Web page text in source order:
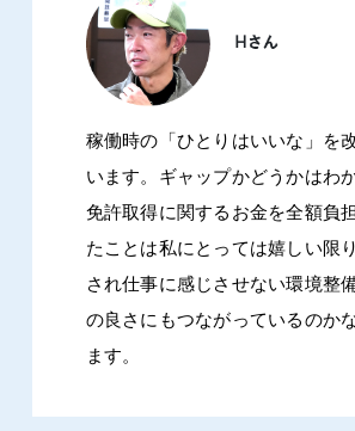
稼働時の「ひとりはいいな」を
います。ギャップかどうかはわ
免許取得に関するお金を全額負
たことは私にとっては嬉しい限
され仕事に感じさせない環境整
の良さにもつながっているのか
ます。